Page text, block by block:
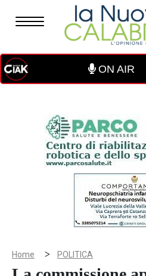
ON AIR
Home > POLITICA